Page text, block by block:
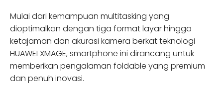
Mulai dari kemampuan multitasking yang
dioptimalkan dengan tiga format layar hingga
ketajaman dan akurasi kamera berkat teknologi
HUAWEI XMAGE, smartphone ini dirancang untuk
memberikan pengalaman foldable yang premium
dan penuh inovasi.